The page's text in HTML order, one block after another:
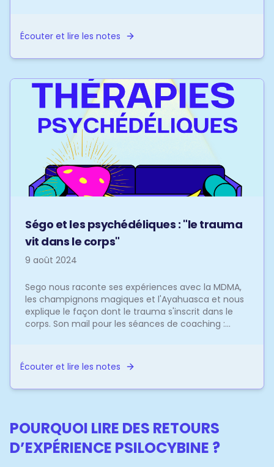
Écouter et lire les notes
Ségo et les psychédéliques : "le trauma
vit dans le corps"
9 août 2024
Sego nous raconte ses expériences avec la MDMA,
les champignons magiques et l'Ayahuasca et nous
explique le façon dont le trauma s'inscrit dans le
corps. Son mail pour les séances de coaching :
Écouter et lire les notes
POURQUOI LIRE DES RETOURS
D’EXPÉRIENCE PSILOCYBINE ?